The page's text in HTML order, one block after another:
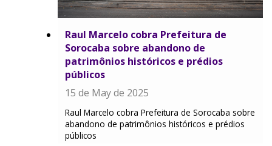
Raul Marcelo cobra Prefeitura de
Sorocaba sobre abandono de
patrimônios históricos e prédios
públicos
15 de May de 2025
Raul Marcelo cobra Prefeitura de Sorocaba sobre
abandono de patrimônios históricos e prédios
públicos